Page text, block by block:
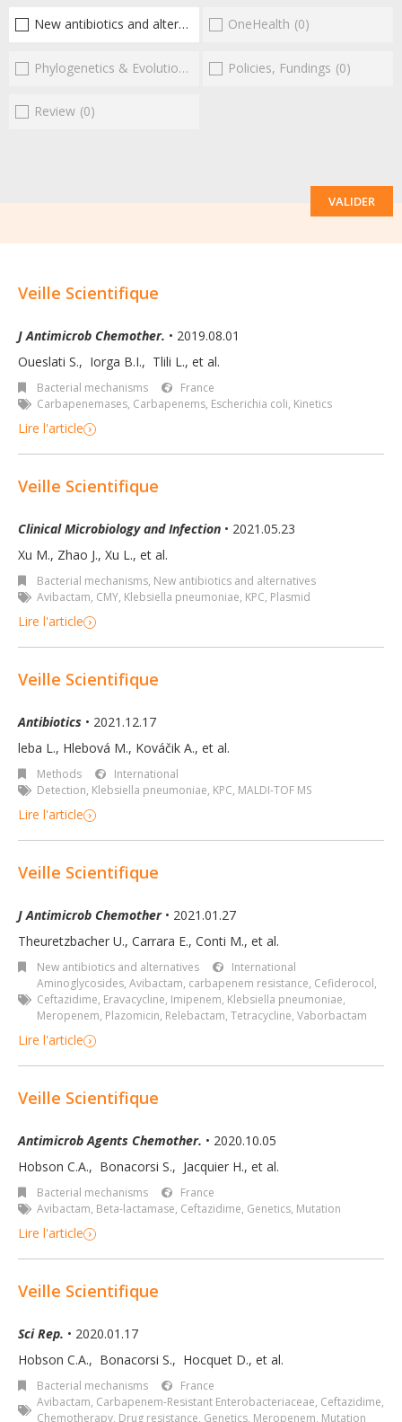
New antibiotics and alternatives (4)
OneHealth (0)
Phylogenetics & Evolution Policies, Fundings (0)
Review (0)
VALIDER
Veille Scientifique
J Antimicrob Chemother. • 2019.08.01
Oueslati S., Iorga B.I., Tlili L., et al.
Bacterial mechanisms
France
Carbapenemases, Carbapenems, Escherichia coli, Kinetics
Lire l'article
Veille Scientifique
Clinical Microbiology and Infection • 2021.05.23
Xu M., Zhao J., Xu L., et al.
Bacterial mechanisms, New antibiotics and alternatives
Avibactam, CMY, Klebsiella pneumoniae, KPC, Plasmid
Lire l'article
Veille Scientifique
Antibiotics • 2021.12.17
leba L., Hlebová M., Kováčik A., et al.
Methods
International
Detection, Klebsiella pneumoniae, KPC, MALDI-TOF MS
Lire l'article
Veille Scientifique
J Antimicrob Chemother• 2021.01.27
Theuretzbacher U., Carrara E., Conti M., et al.
New antibiotics and alternatives
International
Aminoglycosides, Avibactam, carbapenem resistance, Cefiderocol,
Ceftazidime, Eravacycline, Imipenem, Klebsiella pneumoniae,
Meropenem, Plazomicin, Relebactam, Tetracycline, Vaborbactam
Lire l'article
Veille Scientifique
Antimicrob Agents Chemother. • 2020.10.05
Hobson C.A., Bonacorsi S., Jacquier H., et al.
Bacterial mechanisms
France
Avibactam, Beta-lactamase, Ceftazidime, Genetics, Mutation
Lire l'article
Veille Scientifique
Sci Rep. • 2020.01.17
Hobson C.A., Bonacorsi S., Hocquet D., et al.
Bacterial mechanisms
France
Avibactam, Carbapenem-Resistant Enterobacteriaceae, Ceftazidime,
Chemotherapy, Drug resistance, Genetics, Meropenem, Mutation